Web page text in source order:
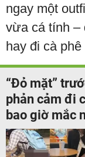
ngay một
vừa cá tính –
hay đi cà
“Đỏ mặt”
phản cảm đi
bao giờ mắc